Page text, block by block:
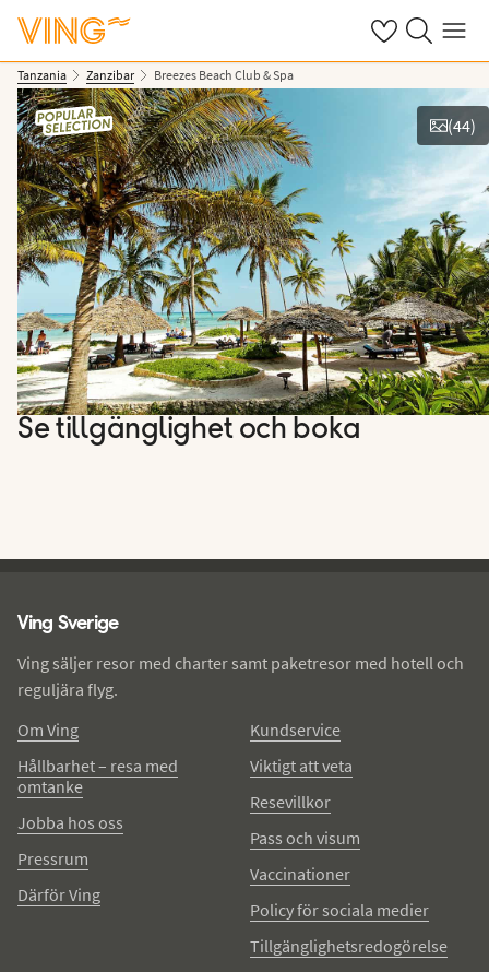
Se dinaSök på ving.se
Meny
Tanzania Zanzibar Breezes Beach Club & Spa
Se bilder
(44)
Se tillgänglighet och boka
Ving Sverige
Ving säljer resor med charter samt paketresor med hotell och
reguljära flyg.
Om Ving
Hållbarhet – resa med
omtanke
Jobba hos oss
Pressrum
Därför Ving
Kundservice
Viktigt att veta
Resevillkor
Pass och visum
Vaccinationer
Policy för sociala medier
Tillgänglighetsredogörelse